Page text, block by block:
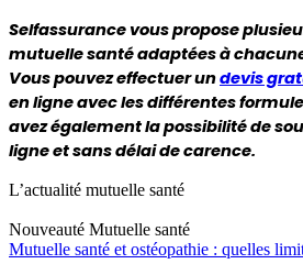
Selfassurance vous propose
mutuelle santé adaptées à
Vous pouvez effectuer un devis
en ligne avec les différentes
avez également la possibilité de
ligne et sans délai de carence.
L’actualité mutuelle santé
Nouveauté Mutuelle santé
Mutuelle santé et ostéopathie : quelles